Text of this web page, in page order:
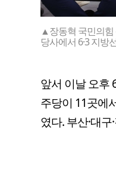
▲장동혁 국민의힘
당사에서 6·3 지방
앞서 이날 오후
주당이 11곳에
였다. 부산·대